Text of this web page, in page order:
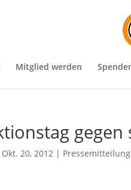
Mitglied werden
Okt. 20, 2012 |